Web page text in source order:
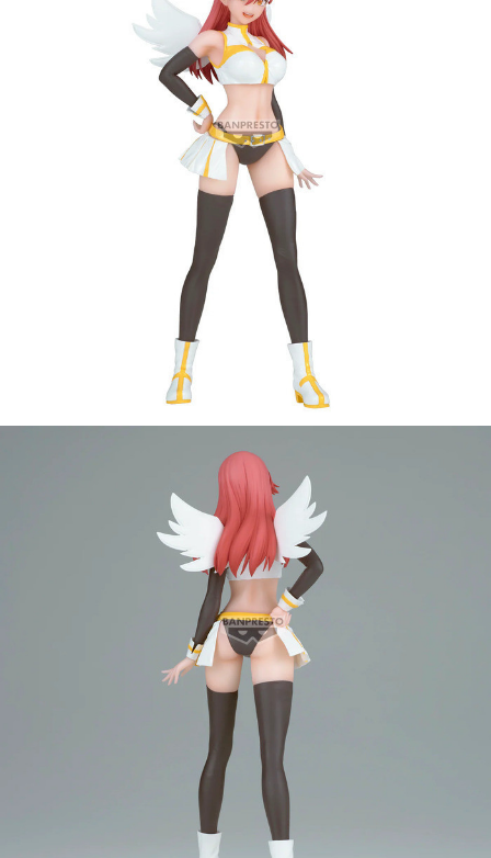
每筆NT$100，滿NT$1,300(含以上)免運費
宅配-離島(澎湖/金門/馬祖)-木棉花樂園專用